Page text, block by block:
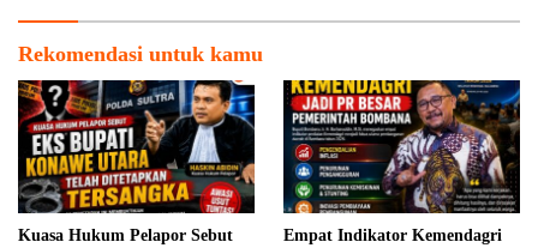
Rekomendasi untuk kamu
Kuasa Hukum Pelapor Sebut
Empat Indikator Kemendagri